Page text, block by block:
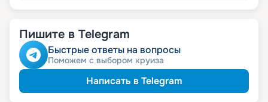
Пишите в Telegram
Быстрые ответы на вопросы
Поможем с выбором круиза
Написать в Telegram